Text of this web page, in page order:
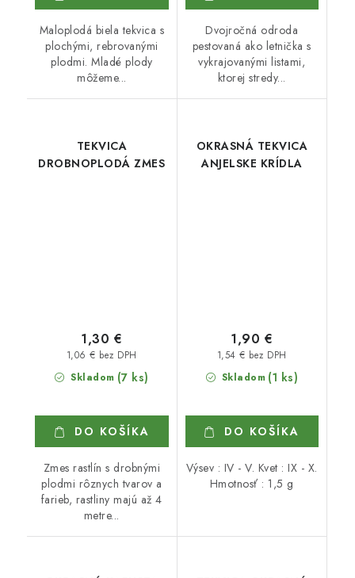
Maloplodá biela tekvica s
plochými, rebrovanými
plodmi. Mladé plody
môžeme...
Dvojročná odroda
pestovaná ako letnička s
vykrajovanými listami,
ktorej stredy...
TEKVICA
DROBNOPLODÁ ZMES
Skladom (7 ks)
1,06 € bez DPH
1,30 €
DO KOŠÍKA
Zmes rastlín s drobnými
plodmi rôznych tvarov a
farieb, rastliny majú až 4
metre...
OKRASNÁ TEKVICA
ANJELSKE KRÍDLA
Skladom (1 ks)
1,54 € bez DPH
1,90 €
DO KOŠÍKA
Výsev : IV - V. Kvet : IX - X.
Hmotnosť : 1,5 g